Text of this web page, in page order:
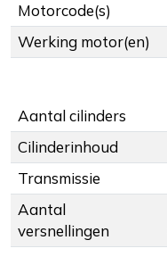
Motorcode(s)
Werking motor(en)
Aantal cilinders
Cilinderinhoud
Transmissie
Aantal
versnellingen